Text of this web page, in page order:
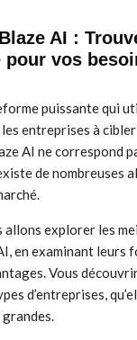
AI :
vos
puissante qui
entreprises à
AI ne correspond
de nombreuses
allons explorer les
en examinant leurs
Vous
d’entreprises,